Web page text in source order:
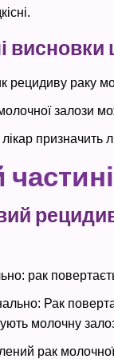
висновки
рецидиву раку
залози
призначить
рак
Рак
молочну
рак